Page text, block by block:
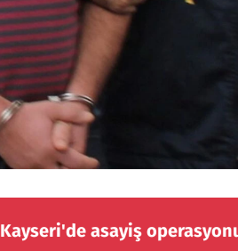
Kayseri'de asayiş